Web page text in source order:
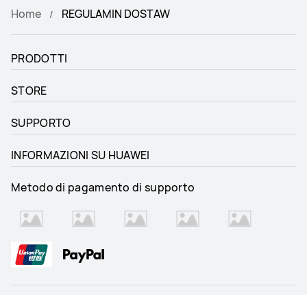
Home REGULAMIN DOSTAW
PRODOTTI
STORE
SUPPORTO
INFORMAZIONI SU HUAWEI
Metodo di pagamento di supporto